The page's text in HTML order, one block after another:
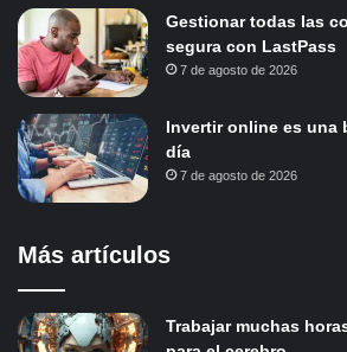
Gestionar todas las
segura con LastPass
7 de agosto de 2026
Invertir online es una
día
7 de agosto de 2026
Más artículos
Trabajar muchas